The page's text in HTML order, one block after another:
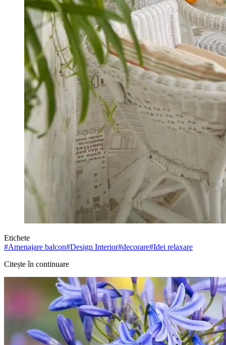
Etichete
#Amenajare balcon#Design Interior#decorare#Idei relaxare
Citește în continuare